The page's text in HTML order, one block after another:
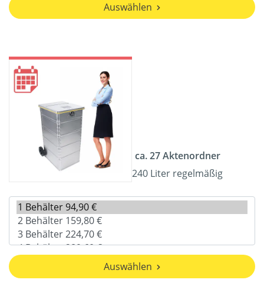
Auswählen
ca. 27 Aktenordner
240 Liter regelmäßig
Auswählen